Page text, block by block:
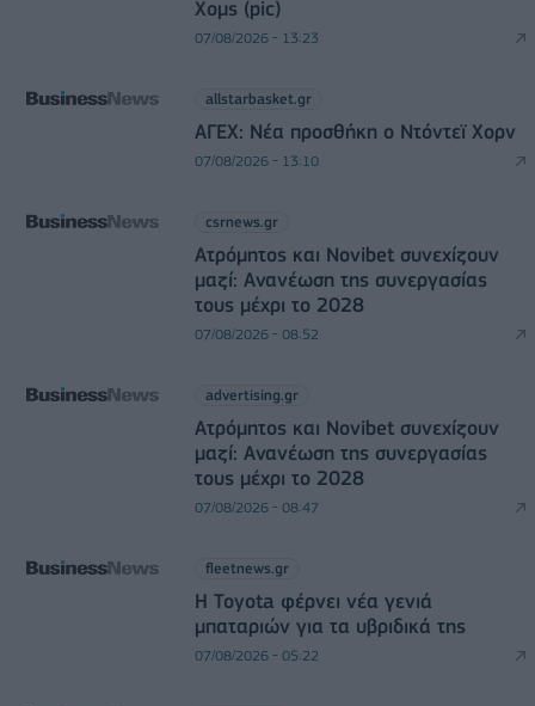
Χομς (pic)
07/08/2026 - 13:23
allstarbasket.gr
ΑΓΕΧ: Νέα προσθήκη ο Ντόντεϊ Χορν
07/08/2026 - 13:10
csrnews.gr
Ατρόμητος και Novibet συνεχίζουν
μαζί: Ανανέωση της συνεργασίας
τους μέχρι το 2028
07/08/2026 - 08:52
advertising.gr
Ατρόμητος και Novibet συνεχίζουν
μαζί: Ανανέωση της συνεργασίας
τους μέχρι το 2028
07/08/2026 - 08:47
fleetnews.gr
Η Toyota φέρνει νέα γενιά
μπαταριών για τα υβριδικά της
07/08/2026 - 05:22